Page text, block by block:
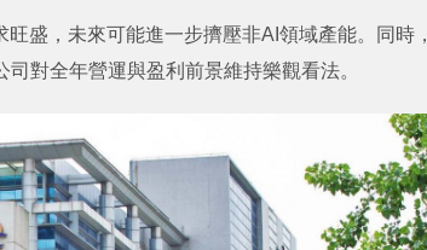
盛，未來可能進一步擠壓非AI領域產能。同時，
對全年營運與盈利前景維持樂觀看法。